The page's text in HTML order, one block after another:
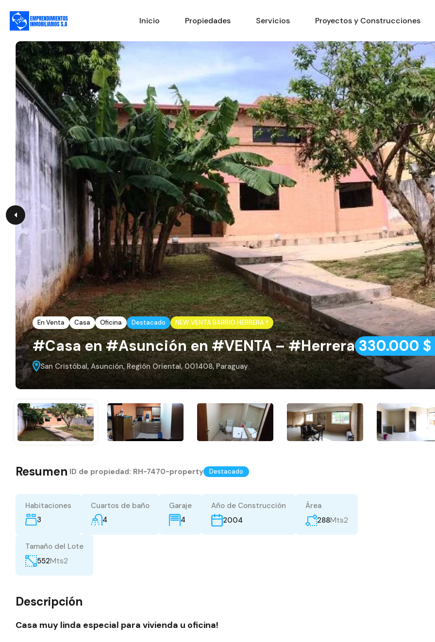
Inicio Propiedades Servicios Proyectos y Construcciones
En Venta Casa Oficina Destacado NEW VENTA BARRIO HERRERA !!
#Casa en #Asunción en #VENTA – #Herrera 330.000 $
San Cristóbal, Asunción, Región Oriental, 001408, Paraguay
Resumen ID de propiedad: RH-7470-property Destacado
Habitaciones
3
Cuartos de baño
4
Garaje
4
Año de Construcción
2004
Área
288Mts2
Tamaño del Lote
552Mts2
Descripción
Casa muy linda especial para vivienda u oficina!